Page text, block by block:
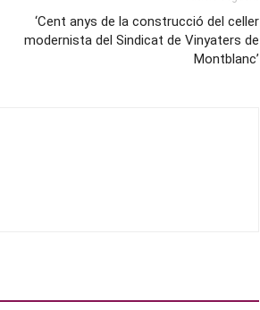
‘Cent anys de la construcció del celler
modernista del Sindicat de Vinyaters de
Montblanc’